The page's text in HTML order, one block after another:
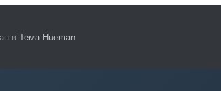
вТема Hueman